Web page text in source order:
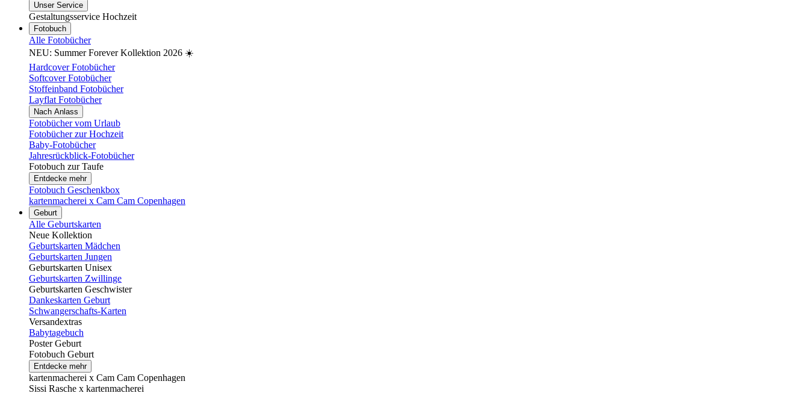
Unser Service
Gestaltungsservice Hochzeit
Fotobuch
Alle Fotobücher
NEU: Summer Forever Kollektion 2026 ☀️
Hardcover Fotobücher
Softcover Fotobücher
Stoffeinband Fotobücher
Layflat Fotobücher
Nach Anlass
Fotobücher vom Urlaub
Fotobücher zur Hochzeit
Baby-Fotobücher
Jahresrückblick-Fotobücher
Fotobuch zur Taufe
Entdecke mehr
Fotobuch Geschenkbox
kartenmacherei x Cam Cam Copenhagen
Geburt
Alle Geburtskarten
Neue Kollektion
Geburtskarten Mädchen
Geburtskarten Jungen
Geburtskarten Unisex
Geburtskarten Zwillinge
Geburtskarten Geschwister
Dankeskarten Geburt
Schwangerschafts-Karten
Versandextras
Babytagebuch
Poster Geburt
Fotobuch Geburt
Entdecke mehr
kartenmacherei x Cam Cam Copenhagen
Sissi Rasche x kartenmacherei